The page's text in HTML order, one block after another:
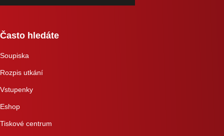
Často hledáte
Soupiska
Rozpis utkání
Vstupenky
Eshop
Tiskové centrum